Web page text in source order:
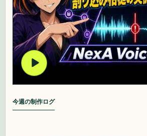
今週の制作ログ